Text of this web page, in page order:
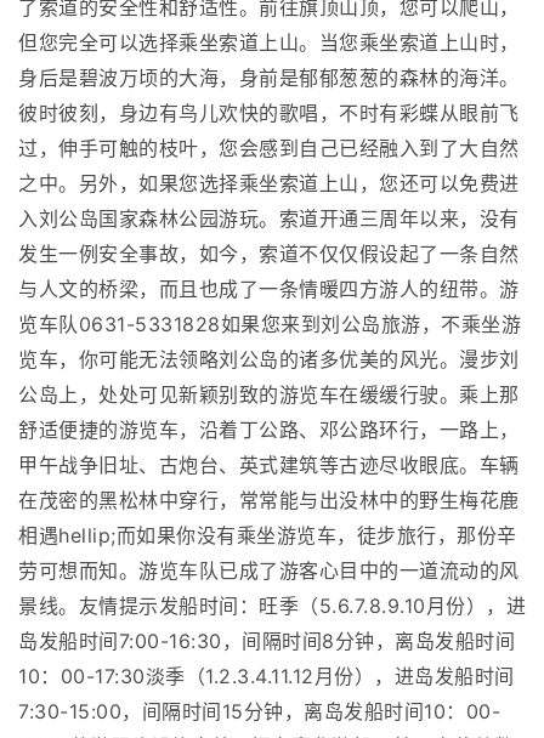
了索道的安全性和舒适性。前往旗顶山顶，您可以爬山，
但您完全可以选择乘坐索道上山。当您乘坐索道上山时，
身后是碧波万顷的大海，身前是郁郁葱葱的森林的海洋。
彼时彼刻，身边有鸟儿欢快的歌唱，不时有彩蝶从眼前飞
过，伸手可触的枝叶，您会感到自己已经融入到了大自然
之中。另外，如果您选择乘坐索道上山，您还可以免费进
入刘公岛国家森林公园游玩。索道开通三周年以来，没有
发生一例安全事故，如今，索道不仅仅假设起了一条自然
与人文的桥梁，而且也成了一条情暖四方游人的纽带。游
览车队0631-5331828如果您来到刘公岛旅游，不乘坐游
览车，你可能无法领略刘公岛的诸多优美的风光。漫步刘
公岛上，处处可见新颖别致的游览车在缓缓行驶。乘上那
舒适便捷的游览车，沿着丁公路、邓公路环行，一路上，
甲午战争旧址、古炮台、英式建筑等古迹尽收眼底。车辆
在茂密的黑松林中穿行，常常能与出没林中的野生梅花鹿
相遇hellip;而如果你没有乘坐游览车，徒步旅行，那份辛
劳可想而知。游览车队已成了游客心目中的一道流动的风
景线。友情提示发船时间：旺季（5.6.7.8.9.10月份），进
岛发船时间7:00-16:30，间隔时间8分钟，离岛发船时间
10：00-17:30淡季（1.2.3.4.11.12月份），进岛发船时间
7:30-15:00，间隔时间15分钟，离岛发船时间10：00-